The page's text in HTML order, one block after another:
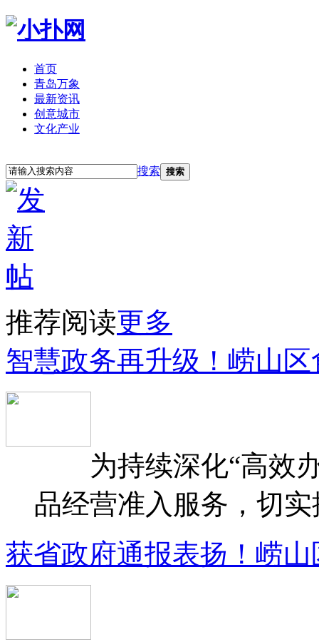
首页
青岛万象
最新资讯
创意城市
文化产业
搜索 搜索
推荐阅读更多
智慧政务再升级！崂山
为持续深化“高效办
品经营准入服务，切
获省政府通报表扬！崂